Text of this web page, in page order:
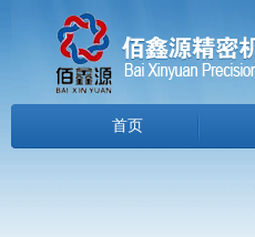
首页